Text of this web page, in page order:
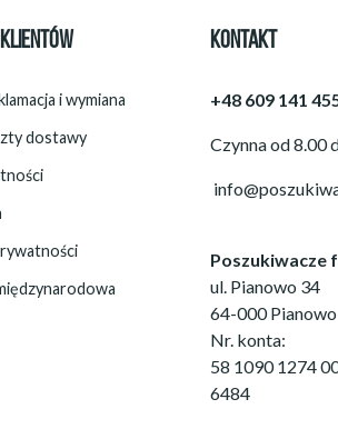
i wymiana
dostawy
KONTAKT
+48 609 141
Czynna od 8.00
Poszukiwacze
ul. Pianowo 34
64-000 Pianowo
Nr. konta:
58 1090 1274
6484